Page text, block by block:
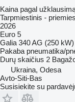
Kaina pagal
Tarpmiestinis -
2026
Euro 5
Galia 340 AG (250 kW)
Pakaba pneumatika/
Durų skaičius 2
Ukraina, Odesa
Avto-Siti-Bas
Susisiekite su